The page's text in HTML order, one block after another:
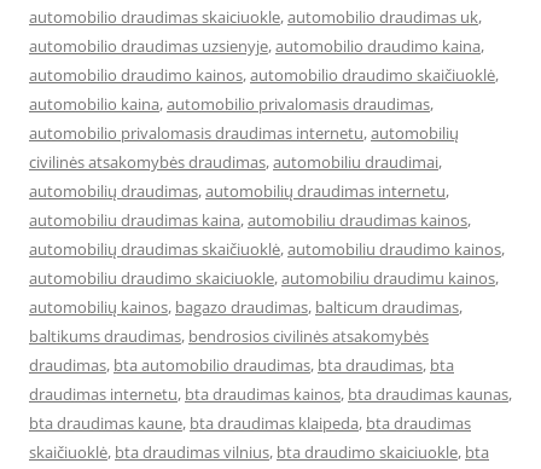
automobilio draudimas skaiciuokle,automobilio draudimas uk,
automobilio draudimas uzsienyje,automobilio draudimo kaina,
automobilio draudimo kainos,automobilio draudimo skaičiuoklė,
automobilio kaina,automobilio privalomasis draudimas,
automobilio privalomasis draudimas internetu,automobilių
civilinės atsakomybės draudimas,automobiliu draudimai,
automobilių draudimas,automobilių draudimas internetu,
automobiliu draudimas kaina,automobiliu draudimas kainos,
automobilių draudimas skaičiuoklė,automobiliu draudimo kainos,
automobiliu draudimo skaiciuokle,automobiliu draudimu kainos,
automobilių kainos, bagazo draudimas, balticum draudimas,
baltikums draudimas, bendrosios civilinės atsakomybės
draudimas, bta automobilio draudimas, bta draudimas, bta
draudimas internetu, bta draudimas kainos, bta draudimas kaunas,
bta draudimas kaune, bta draudimas klaipeda, bta draudimas
skaičiuoklė, bta draudimas vilnius, bta draudimo skaiciuokle, bta